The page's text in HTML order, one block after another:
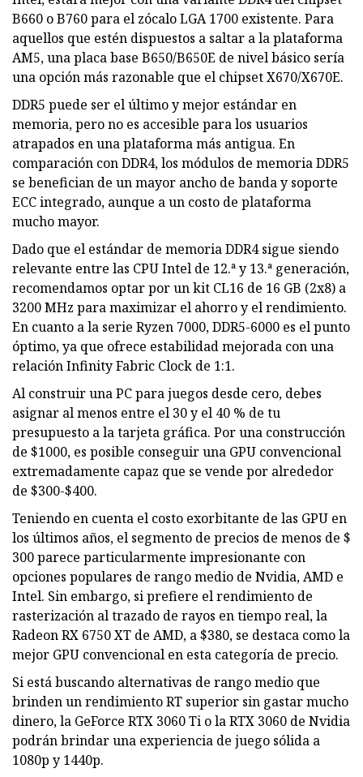
B660 o B760 para el zócalo LGA 1700 existente. Para
aquellos que estén dispuestos a saltar a la plataforma
AM5, una placa base B650/B650E de nivel básico sería
una opción más razonable que el chipset X670/X670E.
DDR5 puede ser el último y mejor estándar en
memoria, pero no es accesible para los usuarios
atrapados en una plataforma más antigua. En
comparación con DDR4, los módulos de memoria DDR5
se benefician de un mayor ancho de banda y soporte
ECC integrado, aunque a un costo de plataforma
mucho mayor.
Dado que el estándar de memoria DDR4 sigue siendo
relevante entre las CPU Intel de 12.ª y 13.ª generación,
recomendamos optar por un kit CL16 de 16 GB (2x8) a
3200 MHz para maximizar el ahorro y el rendimiento.
En cuanto a la serie Ryzen 7000, DDR5-6000 es el punto
óptimo, ya que ofrece estabilidad mejorada con una
relación Infinity Fabric Clock de 1:1.
Al construir una PC para juegos desde cero, debes
asignar al menos entre el 30 y el 40 % de tu
presupuesto a la tarjeta gráfica. Por una construcción
de $1000, es posible conseguir una GPU convencional
extremadamente capaz que se vende por alrededor
de $300-$400.
Teniendo en cuenta el costo exorbitante de las GPU en
los últimos años, el segmento de precios de menos de $
300 parece particularmente impresionante con
opciones populares de rango medio de Nvidia, AMD e
Intel. Sin embargo, si prefiere el rendimiento de
rasterización al trazado de rayos en tiempo real, la
Radeon RX 6750 XT de AMD, a $380, se destaca como la
mejor GPU convencional en esta categoría de precio.
Si está buscando alternativas de rango medio que
brinden un rendimiento RT superior sin gastar mucho
dinero, la GeForce RTX 3060 Ti o la RTX 3060 de Nvidia
podrán brindar una experiencia de juego sólida a
1080p y 1440p.